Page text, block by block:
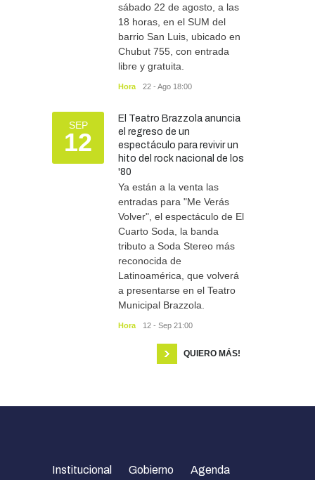
sábado 22 de agosto, a las
18 horas, en el SUM del
barrio San Luis, ubicado en
Chubut 755, con entrada
libre y gratuita.
Hora 22 - Ago 18:00
SEP
12
El Teatro Brazzola anuncia
el regreso de un
espectáculo para revivir un
hito del rock nacional de los
'80
Ya están a la venta las
entradas para "Me Verás
Volver", el espectáculo de El
Cuarto Soda, la banda
tributo a Soda Stereo más
reconocida de
Latinoamérica, que volverá
a presentarse en el Teatro
Municipal Brazzola.
Hora 12 - Sep 21:00
QUIERO MÁS!
Institucional Gobierno
Agenda